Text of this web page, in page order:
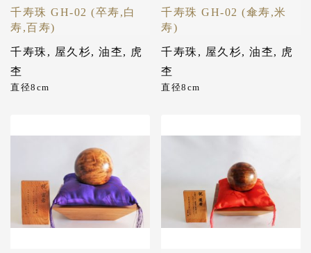
千寿珠 GH-02 (卒寿,白
寿,百寿)
千寿珠 , 屋久杉, 油杢, 虎
杢
直径8cm
千寿珠 GH-02 (傘寿,米
寿)
千寿珠 , 屋久杉,油杢, 虎
杢
直径8cm